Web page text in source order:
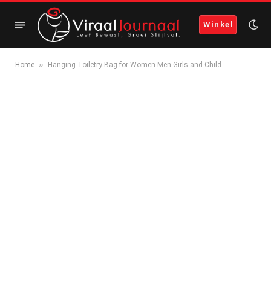
Winkel
Home » Hanging Toiletry Bag for Women Men Girls and Child…